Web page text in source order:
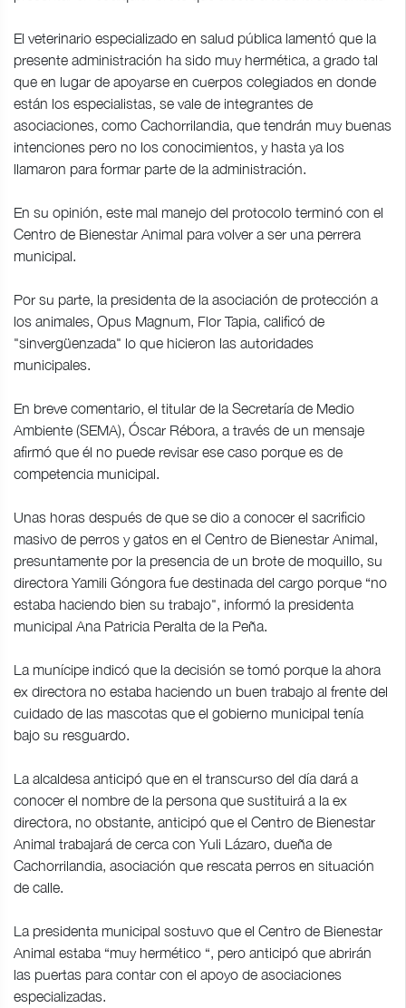
El veterinario especializado en salud pública lamentó que la
presente administración ha sido muy hermética, a grado tal
que en lugar de apoyarse en cuerpos colegiados en donde
están los especialistas, se vale de integrantes de
asociaciones, como Cachorrilandia, que tendrán muy buenas
intenciones pero no los conocimientos, y hasta ya los
llamaron para formar parte de la administración.
En su opinión, este mal manejo del protocolo terminó con el
Centro de Bienestar Animal para volver a ser una perrera
municipal.
Por su parte, la presidenta de la asociación de protección a
los animales, Opus Magnum, Flor Tapia, calificó de
"sinvergüenzada" lo que hicieron las autoridades
municipales.
En breve comentario, el titular de la Secretaría de Medio
Ambiente (SEMA), Óscar Rébora, a través de un mensaje
afirmó que él no puede revisar ese caso porque es de
competencia municipal.
Unas horas después de que se dio a conocer el sacrificio
masivo de perros y gatos en el Centro de Bienestar Animal,
presuntamente por la presencia de un brote de moquillo, su
directora Yamili Góngora fue destinada del cargo porque “no
estaba haciendo bien su trabajo", informó la presidenta
municipal Ana Patricia Peralta de la Peña.
La munícipe indicó que la decisión se tomó porque la ahora
ex directora no estaba haciendo un buen trabajo al frente del
cuidado de las mascotas que el gobierno municipal tenía
bajo su resguardo.
La alcaldesa anticipó que en el transcurso del día dará a
conocer el nombre de la persona que sustituirá a la ex
directora, no obstante, anticipó que el Centro de Bienestar
Animal trabajará de cerca con Yuli Lázaro, dueña de
Cachorrilandia, asociación que rescata perros en situación
de calle.
La presidenta municipal sostuvo que el Centro de Bienestar
Animal estaba “muy hermético “, pero anticipó que abrirán
las puertas para contar con el apoyo de asociaciones
especializadas.